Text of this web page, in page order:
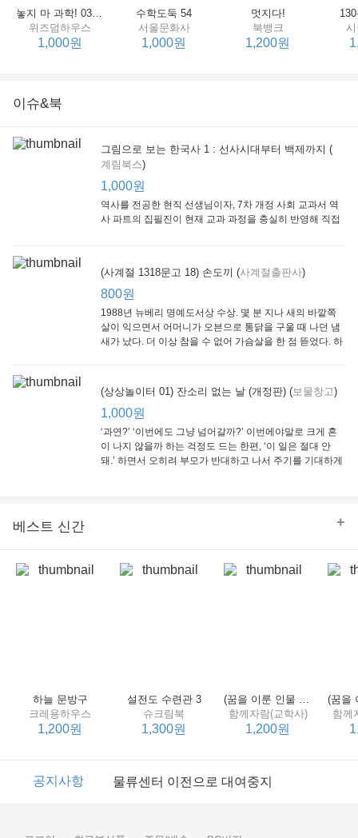
Little, Brown
1,000원
큰솔(토토북)
동아일보사
놓지 마 과학! 03 : 정신이 공룡에 정신 놓다
위즈덤하우스
1,000원
수학도둑 54
서울문화사
1,000원
멋지다!
북뱅크
1,200원
이슈&북
그림으로 보는 한국사 1 : 선사시대부터 백제까지 (
계림북스)
1,000원
역사를 전공한 현직 선생님이자, 7차 개정 사회 교과서 역
사 파트의 집필진이 현재 교과 과정을 충실히 반영해 직접
(사계절 1318문고 18) 손도끼 (사계절출판사)
800원
1988년 뉴베리 명예도서상 수상. 몇 분 지나 새의 바깥쪽
살이 익으면서 어머니가 오븐으로 통닭을 구울 때 나던 냄
새가 났다. 더 이상 참을 수 없어 가슴살을 한 점 뜯었다. 하
(상상놀이터 01) 잔소리 없는 날 (개정판) (보물창고)
1,000원
‘과연?’ ‘이번에도 그냥 넘어갈까?’ 이번에야말로 크게 혼
이 나지 않을까 하는 걱정도 드는 한편, ‘이 일은 절대 안
돼.’ 하면서 오히려 부모가 반대하고 나서 주기를 기대하게
베스트 신간 +
하늘 문방구
크레용하우스
1,200원
설전도 수련관 3
슈크림북
1,300원
(꿈을 이룬 인물 탐구 2) 제인 구달
함께자람(교학사)
1,200원
함께
이벤트 2017년 리브피아 여름방학 참고서 이벤트
공지사항 물류센터 이전으로 대여중지